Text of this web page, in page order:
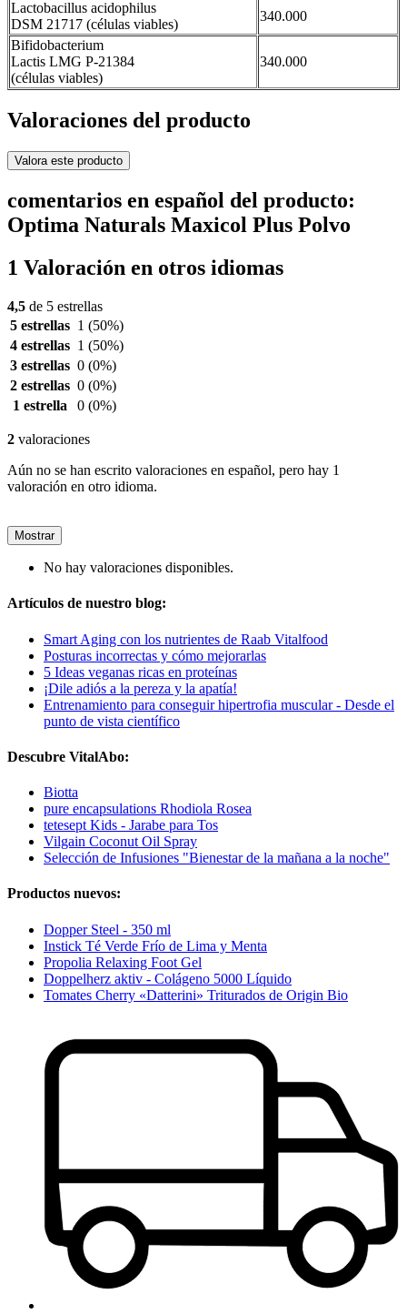
Lactobacillus acidophilus
DSM 21717 (células viables)
340.000
Bifidobacterium
Lactis LMG P-21384
(células viables)
340.000
Valoraciones del producto
Valora este producto
comentarios en español del producto:
Optima Naturals Maxicol Plus Polvo
1 Valoración en otros idiomas
4,5 de 5 estrellas
5 estrellas 1 (50%)
4 estrellas 1 (50%)
3 estrellas 0 (0%)
2 estrellas 0 (0%)
1 estrella
0 (0%)
2 valoraciones
Aún no se han escrito valoraciones en español, pero hay 1
valoración en otro idioma.
Mostrar
No hay valoraciones disponibles.
Artículos de nuestro blog:
Smart Aging con los nutrientes de Raab Vitalfood
Posturas incorrectas y cómo mejorarlas
5 Ideas veganas ricas en proteínas
¡Dile adiós a la pereza y la apatía!
Entrenamiento para conseguir hipertrofia muscular - Desde el
punto de vista científico
Descubre VitalAbo:
Biotta
pure encapsulations Rhodiola Rosea
tetesept Kids - Jarabe para Tos
Vilgain Coconut Oil Spray
Selección de Infusiones "Bienestar de la mañana a la noche"
Productos nuevos:
Dopper Steel - 350 ml
Instick Té Verde Frío de Lima y Menta
Propolia Relaxing Foot Gel
Doppelherz aktiv - Colágeno 5000 Líquido
Tomates Cherry «Datterini» Triturados de Origin Bio